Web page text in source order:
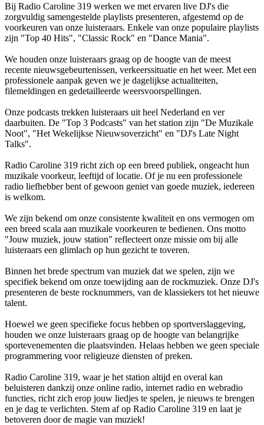
Bij Radio Caroline 319 werken we met ervaren live DJ's die
zorgvuldig samengestelde playlists presenteren, afgestemd op de
voorkeuren van onze luisteraars. Enkele van onze populaire playlists
zijn "Top 40 Hits", "Classic Rock" en "Dance Mania".
We houden onze luisteraars graag op de hoogte van de meest
recente nieuwsgebeurtenissen, verkeerssituatie en het weer. Met een
professionele aanpak geven we je dagelijkse actualiteiten,
filemeldingen en gedetailleerde weersvoorspellingen.
Onze podcasts trekken luisteraars uit heel Nederland en ver
daarbuiten. De "Top 3 Podcasts" van het station zijn "De Muzikale
Noot", "Het Wekelijkse Nieuwsoverzicht" en "DJ's Late Night
Talks".
Radio Caroline 319 richt zich op een breed publiek, ongeacht hun
muzikale voorkeur, leeftijd of locatie. Of je nu een professionele
radio liefhebber bent of gewoon geniet van goede muziek, iedereen
is welkom.
We zijn bekend om onze consistente kwaliteit en ons vermogen om
een breed scala aan muzikale voorkeuren te bedienen. Ons motto
"Jouw muziek, jouw station" reflecteert onze missie om bij alle
luisteraars een glimlach op hun gezicht te toveren.
Binnen het brede spectrum van muziek dat we spelen, zijn we
specifiek bekend om onze toewijding aan de rockmuziek. Onze DJ's
presenteren de beste rocknummers, van de klassiekers tot het nieuwe
talent.
Hoewel we geen specifieke focus hebben op sportverslaggeving,
houden we onze luisteraars graag op de hoogte van belangrijke
sportevenementen die plaatsvinden. Helaas hebben we geen speciale
programmering voor religieuze diensten of preken.
Radio Caroline 319, waar je het station altijd en overal kan
beluisteren dankzij onze online radio, internet radio en webradio
functies, richt zich erop jouw liedjes te spelen, je nieuws te brengen
en je dag te verlichten. Stem af op Radio Caroline 319 en laat je
betoveren door de magie van muziek!